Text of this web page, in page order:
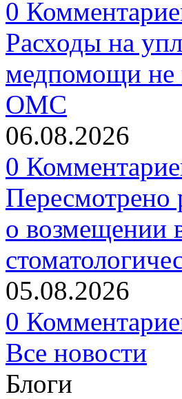
0
Расходы на
медпомощи не
ОМС
06.08.2026
0
Пересмотрено
о возмещении
05.08.2026
0
Все новости
Блоги